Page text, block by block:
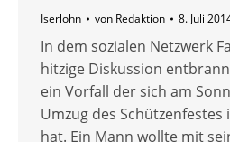
Iserlohn von Redaktion 8. Juli
In dem sozialen Netzwerk
hitzige Diskussion
ein Vorfall der sich am
Umzug des
hat. Ein Mann wollte mit